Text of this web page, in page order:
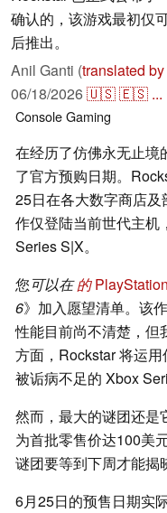
确认的，该游戏最初仅
后推出。
Anil Ganti (translated by
06/18/2026🇺🇸🇪🇸 ...
ConsoleGaming
在经历了仿佛永无止境
了官方预购日期。
25日在各大数字商店
作仅登陆当前世代主
Series S|X。
您可以在的
6》加入愿望清单。该
性能目前尚不清楚，但
方面，Rockstar 将运用
被诟病不足的 Xbox
然而，最大的谜团还是
为首批零售价达100美
谜团要等到下周才能揭
6月25日的预售日期实